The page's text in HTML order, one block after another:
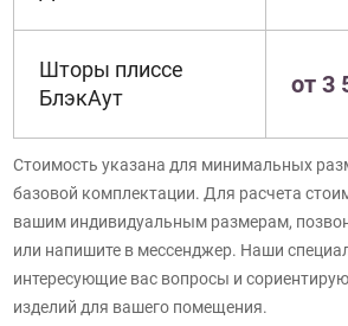
Шторы плиссе
БлэкАут
от 3
Стоимость указана для минимальных
базовой комплектации. Для расчета
вашим индивидуальным размерам,
или напишите в мессенджер. Наши
интересующие вас вопросы и
изделий для вашего помещения.